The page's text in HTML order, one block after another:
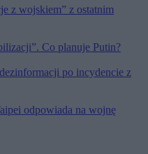
z wojskiem” z ostatnim
Co planuje Putin?
po incydencie z
odpowiada na wojnę